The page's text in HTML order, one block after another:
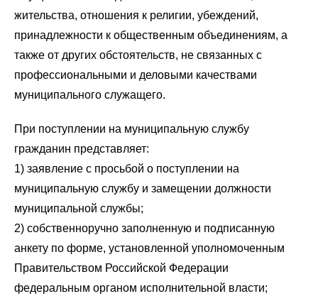
жительства, отношения к религии, убеждений,
принадлежности к общественным объединениям, а
также от других обстоятельств, не связанных с
профессиональными и деловыми качествами
муниципального служащего.
При поступлении на муниципальную службу
гражданин представляет:
1) заявление с просьбой о поступлении на
муниципальную службу и замещении должности
муниципальной службы;
2) собственноручно заполненную и подписанную
анкету по форме, установленной уполномоченным
Правительством Российской Федерации
федеральным органом исполнительной власти;